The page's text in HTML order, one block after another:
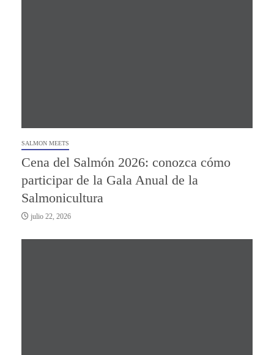
SALMON MEETS
Cena del Salmón 2026: conozca cómo
participar de la Gala Anual de la
Salmonicultura
julio 22, 2026